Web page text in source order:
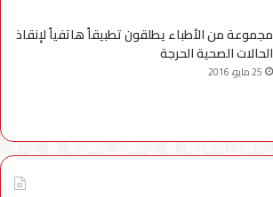
مجموعة من الأطباء يطلقون تطبيقاً هاتفياً لإنقاذ
الحالات الصحية الحرجة
25 مايو، 2016